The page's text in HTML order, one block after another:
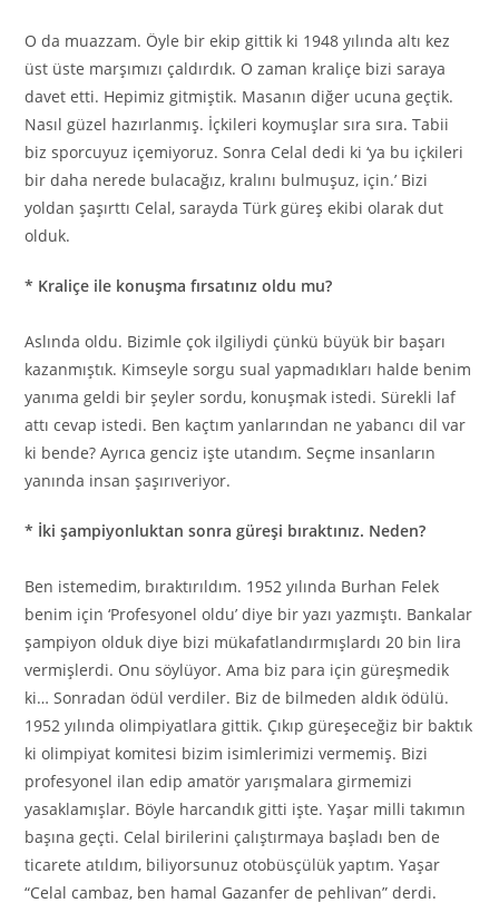
O da muazzam. Öyle bir ekip gittik ki 1948 yılında altı kez
üst üste marşımızı çaldırdık. O zaman kraliçe bizi saraya
davet etti. Hepimiz gitmiştik. Masanın diğer ucuna geçtik.
Nasıl güzel hazırlanmış. İçkileri koymuşlar sıra sıra. Tabii
biz sporcuyuz içemiyoruz. Sonra Celal dedi ki ‘ya bu içkileri
bir daha nerede bulacağız, kralını bulmuşuz, için.’ Bizi
yoldan şaşırttı Celal, sarayda Türk güreş ekibi olarak dut
olduk.
* Kraliçe ile konuşma fırsatınız oldu mu?
Aslında oldu. Bizimle çok ilgiliydi çünkü büyük bir başarı
kazanmıştık. Kimseyle sorgu sual yapmadıkları halde benim
yanıma geldi bir şeyler sordu, konuşmak istedi. Sürekli laf
attı cevap istedi. Ben kaçtım yanlarından ne yabancı dil var
ki bende? Ayrıca genciz işte utandım. Seçme insanların
yanında insan şaşırıveriyor.
* İki şampiyonluktan sonra güreşi bıraktınız. Neden?
Ben istemedim, bıraktırıldım. 1952 yılında Burhan Felek
benim için ‘Profesyonel oldu’ diye bir yazı yazmıştı. Bankalar
şampiyon olduk diye bizi mükafatlandırmışlardı 20 bin lira
vermişlerdi. Onu söylüyor. Ama biz para için güreşmedik
ki… Sonradan ödül verdiler. Biz de bilmeden aldık ödülü.
1952 yılında olimpiyatlara gittik. Çıkıp güreşeceğiz bir baktık
ki olimpiyat komitesi bizim isimlerimizi vermemiş. Bizi
profesyonel ilan edip amatör yarışmalara girmemizi
yasaklamışlar. Böyle harcandık gitti işte. Yaşar milli takımın
başına geçti. Celal birilerini çalıştırmaya başladı ben de
ticarete atıldım, biliyorsunuz otobüsçülük yaptım. Yaşar
“Celal cambaz, ben hamal Gazanfer de pehlivan” derdi.